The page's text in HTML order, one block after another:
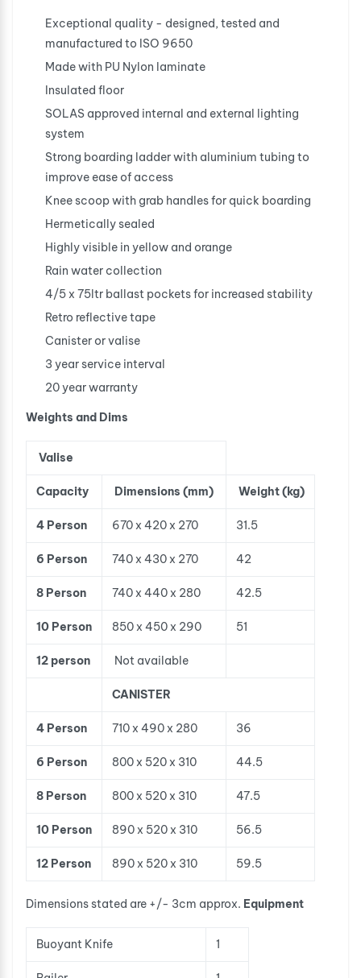
Exceptional quality - designed, tested and
manufactured to ISO 9650
Made with PU Nylon laminate
Insulated floor
SOLAS approved internal and external lighting
system
Strong boarding ladder with aluminium tubing to
improve ease of access
Knee scoop with grab handles for quick boarding
Hermetically sealed
Highly visible in yellow and orange
Rain water collection
4/5 x 75ltr ballast pockets for increased stability
Retro reflective tape
Canister or valise
3 year service interval
20 year warranty
Weights and Dims
Valise
Capacity Dimensions (mm) Weight (kg)
4 Person 670 x 420 x 270 31.5
6 Person 740 x 430 x 270 42
8 Person 740 x 440 x 280 42.5
10 Person 850 x 450 x 290 51
12 person Not available
CANISTER
4 Person 710 x 490 x 280 36
6 Person 800 x 520 x 310 44.5
8 Person 800 x 520 x 310 47.5
10 Person 890 x 520 x 310 56.5
12 Person 890 x 520 x 310 59.5
Dimensions stated are +/- 3cm approx. Equipment
Buoyant Knife 1